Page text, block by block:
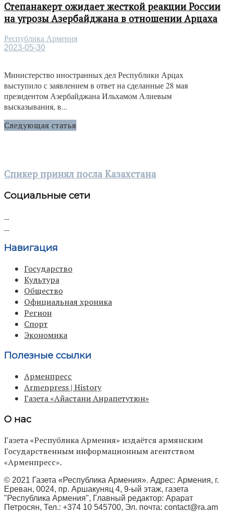
Степанакерт ожидает жесткой реакции России
на угрозы Азербайджана в отношении Арцаха
Республика Армения
2023-05-30
Министерство иностранных дел Республики Арцах
выступило с заявлением в ответ на сделанные 28 мая
президентом Азербайджана Ильхамом Алиевым
высказывания, в...
Следующая статья
Спикер принял посла Казахстана
Социальные сети
Навигация
Государство
Культура
Общество
Официальная хроника
Регион
Спорт
Экономика
Полезные ссылки
Арменпресс
Armenpress | History
Газета «Айастани Анрапетутюн»
О нас
Газета «Республика Армения» издаётся армянским
Государственным информационным агентством
«Арменпресс».
© 2021 Газета «Республика Армения». Адрес: Армения, г.
Ереван, 0024, пр. Аршакуняц 4, 9-ый этаж, газета
"Республика Армения", Главный редактор: Арарат
Петросян, Тел.: +374 10 545700, Эл. почта: contact@ra.am